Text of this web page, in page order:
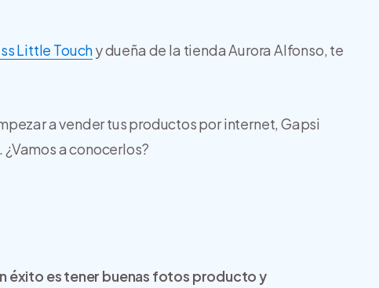
Little Touchy dueña de la tienda Aurora Alfonso, te
a vender tus productos por internet, Gapsi
a conocerlos?
éxito es tener buenas fotos producto y